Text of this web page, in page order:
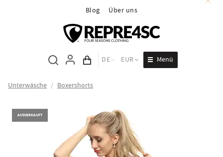
Blog Über uns
Inhalt des Wagens
DE EUR Menü
Unterwäsche / Boxershorts
AUSVERKAUFT